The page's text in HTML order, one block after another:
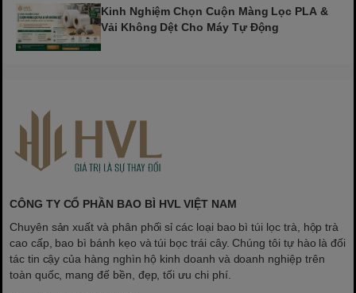
Kinh Nghiệm Chọn Cuộn Màng Lọc PLA &
Vải Không Dệt Cho Máy Tự Động
CÔNG TY CỔ PHẦN BAO BÌ HVL VIỆT NAM
Chuyên sản xuất và phân phối sỉ các loại bao bì túi lọc trà, hộp trà
cao cấp, bao bì bánh kẹo và túi bọc trái cây. Chúng tôi tự hào là đối
tác tin cậy của hàng nghìn hộ kinh doanh và doanh nghiệp trên
toàn quốc, mang đế bền, đẹp, tối ưu chi phí.